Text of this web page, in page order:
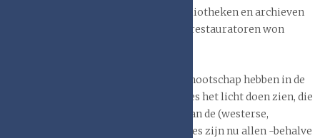
handboekbinders verdween uit de bibliotheken en archieven
en het werk van gediplomeerde boekrestauratoren won
De oprichters van het Boekbandengenootschap hebben in de
jaren 1990 – 2011 een zestal publicaties het licht doen zien, die
de basis legden voor de bestudering van de (westerse,
historische) boekband. Deze publicaties zijn nu allen -behalve